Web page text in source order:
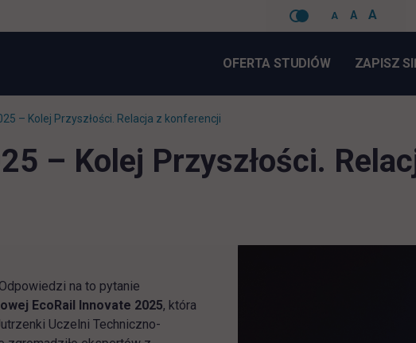
A A
A
nawigacje
OFERTA STUDIÓW ZAPISZ
– Kolej Przyszłości. Relacja z konferencji
– Kolej Przyszłości.
Odpowiedzi na to pytanie
EcoRail Innovate 2025, która
Uczelni Techniczno-